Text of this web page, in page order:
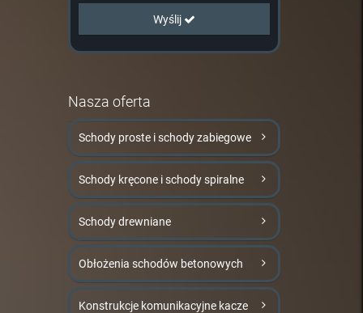
Wyślij
Nasza oferta
Schody proste i schody zabiegowe
Schody kręcone i schody spiralne
Schody drewniane
Obłożenia schodów betonowych
Konstrukcje komunikacyjne kacze